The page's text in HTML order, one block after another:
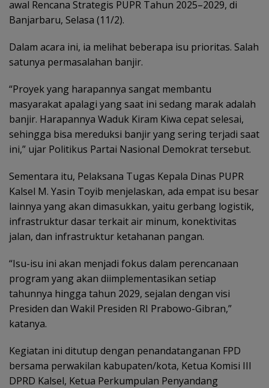
awal Rencana Strategis PUPR Tahun 2025–2029, di
Banjarbaru, Selasa (11/2).
Dalam acara ini, ia melihat beberapa isu prioritas. Salah
satunya permasalahan banjir.
“Proyek yang harapannya sangat membantu
masyarakat apalagi yang saat ini sedang marak adalah
banjir. Harapannya Waduk Kiram Kiwa cepat selesai,
sehingga bisa mereduksi banjir yang sering terjadi saat
ini,” ujar Politikus Partai Nasional Demokrat tersebut.
Sementara itu, Pelaksana Tugas Kepala Dinas PUPR
Kalsel M. Yasin Toyib menjelaskan, ada empat isu besar
lainnya yang akan dimasukkan, yaitu gerbang logistik,
infrastruktur dasar terkait air minum, konektivitas
jalan, dan infrastruktur ketahanan pangan.
“Isu-isu ini akan menjadi fokus dalam perencanaan
program yang akan diimplementasikan setiap
tahunnya hingga tahun 2029, sejalan dengan visi
Presiden dan Wakil Presiden RI Prabowo-Gibran,”
katanya.
Kegiatan ini ditutup dengan penandatanganan FPD
bersama perwakilan kabupaten/kota, Ketua Komisi III
DPRD Kalsel, Ketua Perkumpulan Penyandang